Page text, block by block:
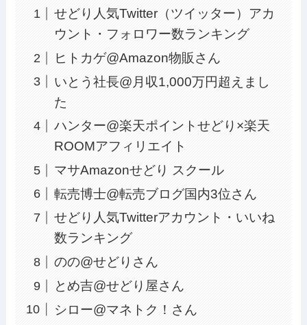
せどり人気Twitter（ツイッター）アカ
ウント・フォロワー数ランキング
ヒトカゲ@Amazon物販さん
いとう社長@月収1,000万円超えまし
た
ハンター@楽天ポイントせどり×楽天
ROOMアフィリエイト
マサAmazonせどり スクール
転売博士@転売ブログ国内3位さん
せどり人気Twitterアカウント・いいね
数ランキング
のの@せどりさん
とめ吉@せどり屋さん
シロー@マネトク！さん